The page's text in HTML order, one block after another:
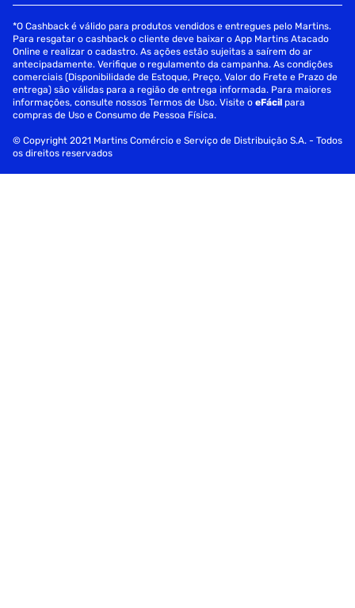
*O Cashback é válido para produtos vendidos e entregues pelo Martins.
Para resgatar o cashback o cliente deve baixar o App Martins Atacado
Online e realizar o cadastro. As ações estão sujeitas a saírem do ar
antecipadamente. Verifique o regulamento da campanha. As condições
comerciais (Disponibilidade de Estoque, Preço, Valor do Frete e Prazo de
entrega) são válidas para a região de entrega informada. Para maiores
informações, consulte nossos Termos de Uso. Visite oeFácil para
compras de Uso e Consumo de Pessoa Física.
© Copyright 2021 Martins Comércio e Serviço de Distribuição S.A. - Todos
os direitos reservados